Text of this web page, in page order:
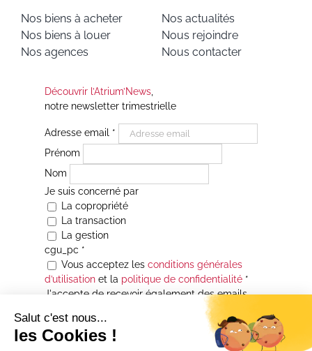
Nos biens à acheter
Nos biens à louer
Nos agences
Nos actualités
Nous rejoindre
Nous contacter
Découvrir l’Atrium’News,
notre newsletter trimestrielle
Adresse email *
Prénom
Nom
Je suis concerné par
La copropriété
La transaction
La gestion
cgu_pc *
Vous acceptez les conditions générales
d’utilisationet la politique de confidentialité*
J'accepte de recevoir également des emails
Je souhaite être informé(e) de toutes les
actualités immobilières des agences de la
Maison Atrium Gestion. À tout moment, vous